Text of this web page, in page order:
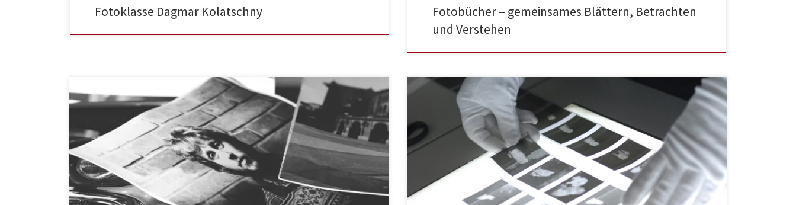
Fotoklasse Dagmar Kolatschny
Fotobücher – gemeinsames Blättern, Betrachten
und Verstehen